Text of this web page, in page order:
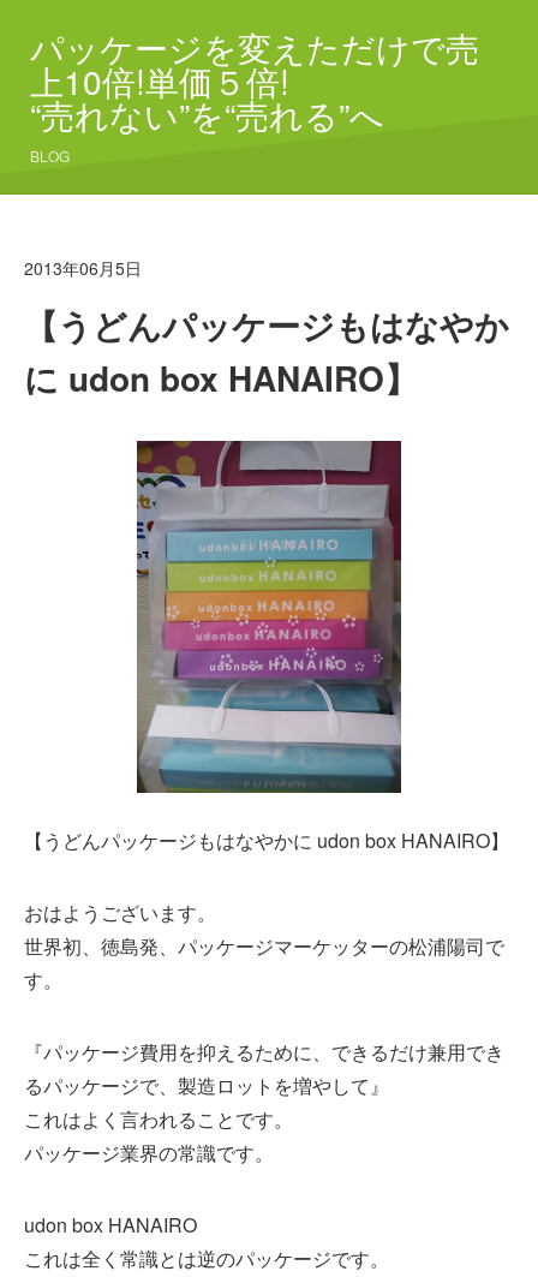
パッケージを変えただけで売
上10倍!単価５倍!
“売れない”を“売れる”へ
BLOG
2013年06月5日
【うどんパッケージもはなやか
に udon box HANAIRO】
【うどんパッケージもはなやかに udon box HANAIRO】
おはようございます。
世界初、徳島発、パッケージマーケッターの松浦陽司で
す。
『パッケージ費用を抑えるために、できるだけ兼用でき
るパッケージで、製造ロットを増やして』
これはよく言われることです。
パッケージ業界の常識です。
udon box HANAIRO
これは全く常識とは逆のパッケージです。